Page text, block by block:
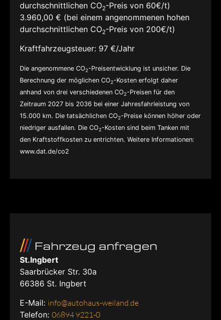
durchschnittlichen CO2-Preis von 60€/t)
3.960,00 € (bei einem angenommenen hohen
durchschnittlichen CO2-Preis von 200€/t)
Kraftfahrzeugsteuer: 97 €/Jahr
Die angenommene CO2-Preisentwicklung ist unsicher. Die
Berechnung der möglichen CO2-Kosten erfolgt daher
anhand von drei verschiedenen CO2-Preisen für den
Zeitraum 2027 bis 2036 bei einer Jahresfahrleistung von
15.000 km. Die tatsächlichen CO2-Preise können höher oder
niedriger ausfallen. Die CO2-Kosten sind beim Tanken mit
den Kraftstoffkosten zu entrichten. Weitere Informationen:
www.dat.de/co2
Fahrzeug anfragen
St.Ingbert
Saarbrücker Str. 30a
66386 St. Ingbert
E-Mail: info@autohaus-weiland.de
Telefon: 06894 9221-0